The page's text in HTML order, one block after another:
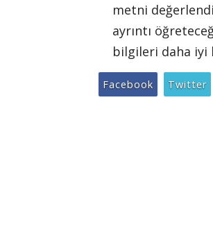
metni
ayrıntı
bilgileri daha iyi
Facebook Twitter